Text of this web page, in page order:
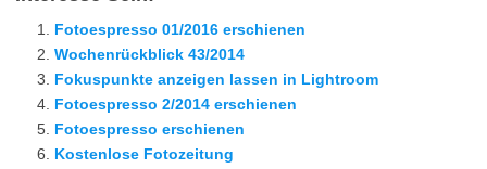
Fotoespresso 01/2016 erschienen
Wochenrückblick 43/2014
Fokuspunkte anzeigen lassen in Lightroom
Fotoespresso 2/2014 erschienen
Fotoespresso erschienen
Kostenlose Fotozeitung